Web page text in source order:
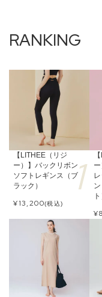
【LITHEE（リジ
ー）】バックリボン
ソフトレギンス（ブ
ラック）
¥13,200(税込)
ト
¥